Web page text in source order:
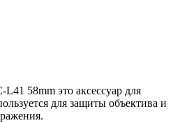
58mm это аксессуар для
для защиты объектива и